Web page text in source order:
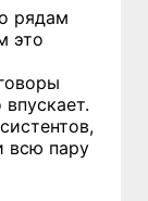
рядам
это
всю пару